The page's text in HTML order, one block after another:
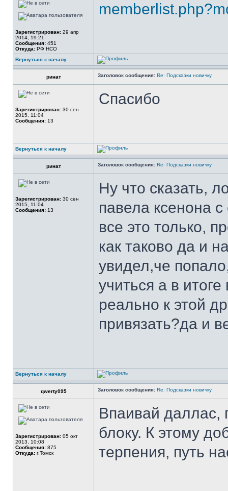
Зарегистрирован: 29 апр
2014, 19:21
Сообщения: 451
Откуда: РФ НСО
Вернуться к началу
ринат Заголовок сообщения: Re: Подсказки новичку
Зарегистрирован: 30 сен
2015, 11:04
Сообщения: 13
Спасибо
Вернуться к началу
ринат Заголовок сообщения: Re: Подсказки новичку
Зарегистрирован: 30 сен
2015, 11:04
Сообщения: 13
Ну что сказать,
павела ксенона
все это только,
как таково да и
увидел,че
учиться а в
реально к этой
привязать?да и
Вернуться к началу
qwerty095 Заголовок сообщения: Re: Подсказки новичку
Зарегистрирован: 05 окт
2013, 10:08
Сообщения: 875
Откуда: г.Томск
Впаивай даллас,
блоку. К этому
терпения, путь